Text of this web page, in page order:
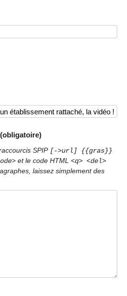
SPIP [->url] {{gras}}
et le code HTML <q> <del>
laissez simplement des